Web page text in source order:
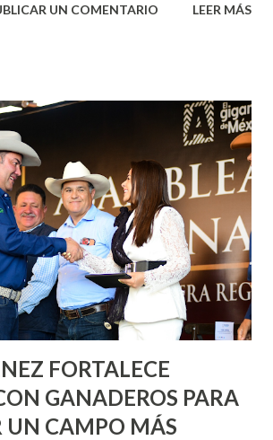
dio inicio al programa
el Municipio capital. Leo Montañez
programa se usarán cerca de 90 mil
de pintura, para dar inicio en la calle
F. Elizondo y la calle 22 de Octubre, con
en 66 casas. Posteriormente se
a Villas de Nuestra Señora de la
Alameda y Decreto 27 de Septiembre, en
Ojo de Agua, en la comunidad
y en los edificios de...
UN COMENTARIO LEER MÁS
FORTALECE
GANADEROS PARA
UN CAMPO MÁS